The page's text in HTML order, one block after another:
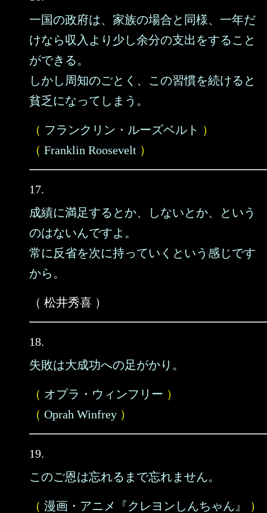
一国の政府は、家族の場合と同様、一年だ
けなら収入より少し余分の支出をすること
ができる。
しかし周知のごとく、この習慣を続けると
貧乏になってしまう。
（ フランクリン・ルーズベルト ）
（ Franklin Roosevelt ）
17.
成績に満足するとか、しないとか、という
のはないんですよ。
常に反省を次に持っていくという感じです
から。
（ 松井秀喜 ）
18.
失敗は大成功への足がかり。
（ オプラ・ウィンフリー ）
（ Oprah Winfrey ）
19.
このご恩は忘れるまで忘れません。
（ 漫画・アニメ『クレヨンしんちゃん』
）